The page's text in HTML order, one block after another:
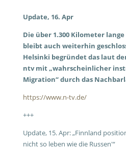
Update, 16. Apr
Die über 1.300 Kilometer lange
bleibt auch weiterhin
Helsinki begründet das laut
ntv mit „wahrscheinlicher
Migration“ durch das
https://www.n-tv.de/
+++
Update, 15. Apr:„Finnland
nicht so leben wie die Russen'“